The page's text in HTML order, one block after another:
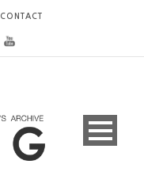
CONTACT